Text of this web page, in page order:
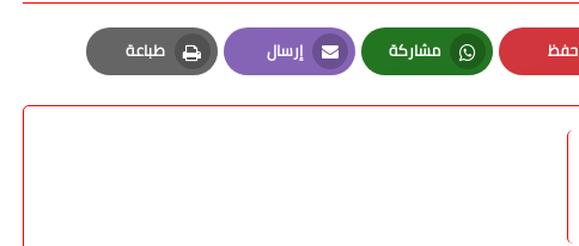
حفظ
Pinterest
مشاركة
Whatsapp
إرسال
Email
طباعة
Print